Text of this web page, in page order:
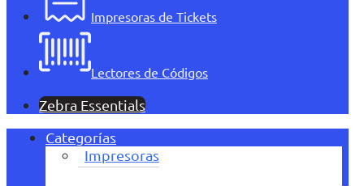
Impresoras de Tickets
Lectores de Códigos
Zebra Essentials
Categorías
Impresoras